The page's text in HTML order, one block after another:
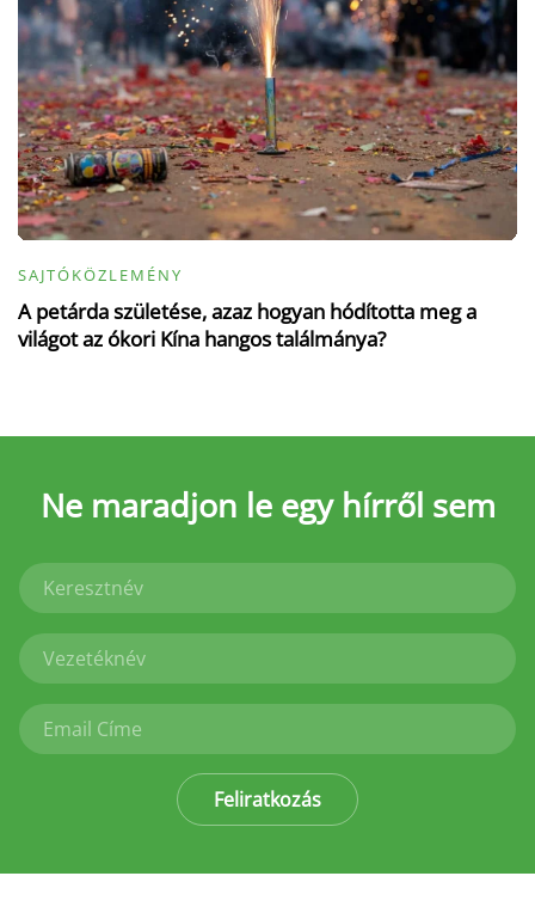
SAJTÓKÖZLEMÉNY
A petárda születése, azaz hogyan hódította meg a
világot az ókori Kína hangos találmánya?
Ne maradjon le egy hírről sem
Feliratkozás